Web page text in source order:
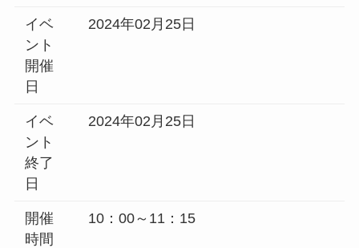
イベ
ント
開催
日
2024年02月25日
イベ
ント
終了
日
2024年02月25日
開催
時間
10：00～11：15